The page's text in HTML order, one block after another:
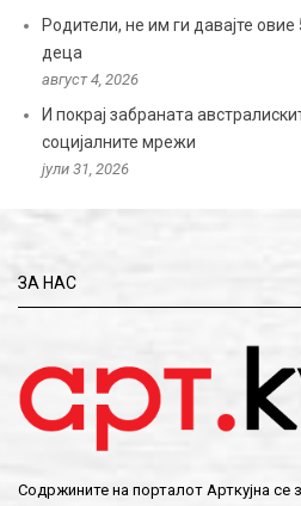
Родители, не им ги давајте
деца
август 4, 2026
И покрај забраната
социјалните мрежи
јули 31, 2026
ЗА НАС
Содржините на порталот Арткујна се